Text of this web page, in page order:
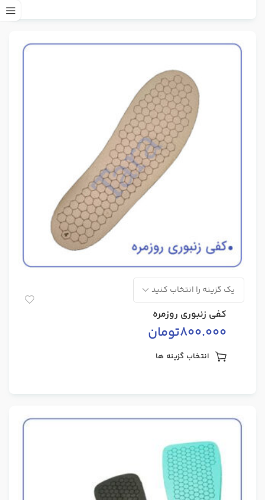
کفی زنبوری روزمره
800.000تومان
انتخاب گزینه ها